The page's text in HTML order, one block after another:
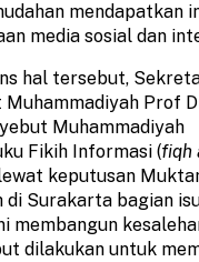
mendapatkan
media sosial dan
hal tersebut,
Muhammadiyah Prof
Muhammadiyah
Fikih Informasi (fiqh
keputusan
di Surakarta bagian
membangun
dilakukan untuk